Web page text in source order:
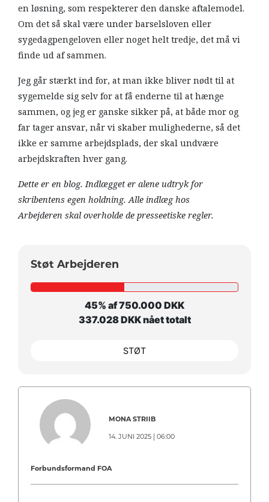
en løsning, som respekterer den danske aftalemodel.
Om det så skal være under barselsloven eller
sygedagpengeloven eller noget helt tredje, det må vi
finde ud af sammen.
Jeg går stærkt ind for, at man ikke bliver nødt til at
sygemelde sig selv for at få enderne til at hænge
sammen, og jeg er ganske sikker på, at både mor og
far tager ansvar, når vi skaber mulighederne, så det
ikke er samme arbejdsplads, der skal undvære
arbejdskraften hver gang.
Dette er en blog. Indlægget er alene udtryk for
skribentens egen holdning. Alle indlæg hos
Arbejderen skal overholde de presseetiske regler.
Støt Arbejderen
45% af 750.000 DKK
337.028 DKK nået totalt
STØT
MONA STRIIB
14. JUNI 2025 | 06:00
Forbundsformand FOA